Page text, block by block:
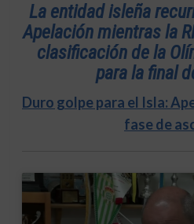
La entidad isleña
Apelación mientras la
clasificación de la
para la final
Duro golpe para el Isla:
fase de